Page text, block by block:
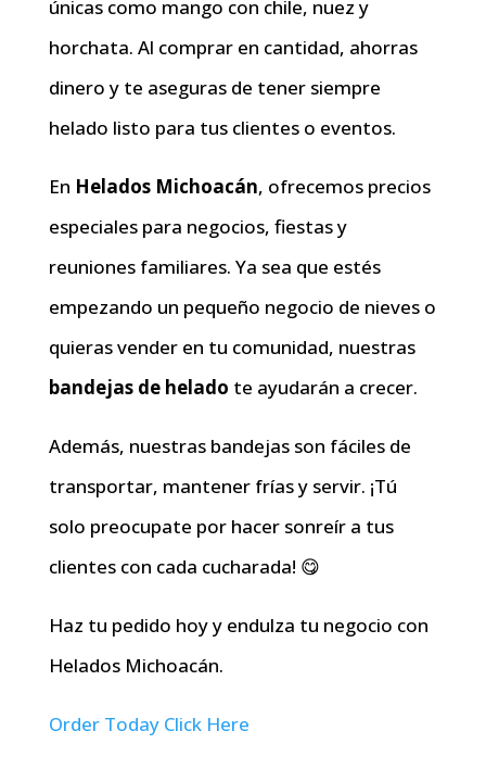
únicas como mango con chile, nuez y
horchata. Al comprar en cantidad, ahorras
dinero y te aseguras de tener siempre
helado listo para tus clientes o eventos.
En Helados Michoacán, ofrecemos precios
especiales para negocios, fiestas y
reuniones familiares. Ya sea que estés
empezando un pequeño negocio de nieves o
quieras vender en tu comunidad, nuestras
bandejas de helado te ayudarán a crecer.
Además, nuestras bandejas son fáciles de
transportar, mantener frías y servir. ¡Tú
solo preocupate por hacer sonreír a tus
clientes con cada cucharada! 😋
Haz tu pedido hoy y endulza tu negocio con
Helados Michoacán.
Order Today Click Here